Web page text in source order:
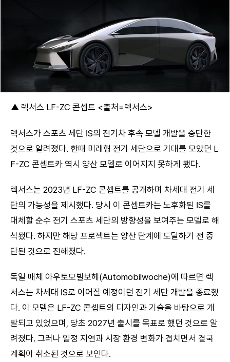
▲ 렉서스 LF-ZC 콘셉트 <출처=렉서스>
렉서스가 스포츠 세단 IS의 전기차 후속 모델 개발을 중단한
것으로 알려졌다. 한때 미래형 전기 세단으로 기대를 모았던 L
F-ZC 콘셉트카 역시 양산 모델로 이어지지 못하게 됐다.
렉서스는 2023년 LF-ZC 콘셉트를 공개하며 차세대 전기 세
단의 가능성을 제시했다. 당시 이 콘셉트카는 노후화된 IS를
대체할 순수 전기 스포츠 세단의 방향성을 보여주는 모델로 해
석됐다. 하지만 해당 프로젝트는 양산 단계에 도달하기 전 중
단된 것으로 전해졌다.
독일 매체 아우토모빌보헤(Automobilwoche)에 따르면 렉
서스는 차세대 IS로 이어질 예정이던 전기 세단 개발을 종료했
다. 이 모델은 LF-ZC 콘셉트의 디자인과 기술을 바탕으로 개
발되고 있었으며, 당초 2027년 출시를 목표로 했던 것으로 알
려졌다. 그러나 일정 지연과 시장 환경 변화가 겹치면서 결국
계획이 취소된 것으로 보인다.